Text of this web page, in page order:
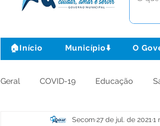
🏠Início Município⬇️ O
Geral COVID-19 Educação
Agricultura e Produção
Secom 27 de jul. de 2021 1